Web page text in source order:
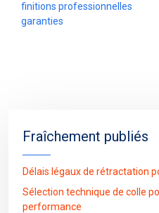
finitions professionnelles
garanties
Fraîchement publiés
Délais légaux de rétractation
Sélection technique de colle
performance